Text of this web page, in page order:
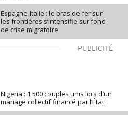
Espagne-Italie : le bras de fer sur
les frontières s’intensifie sur fond
de crise migratoire
PUBLICITÉ
Nigeria : 1 500 couples unis lors d’un
mariage collectif financé par l’État